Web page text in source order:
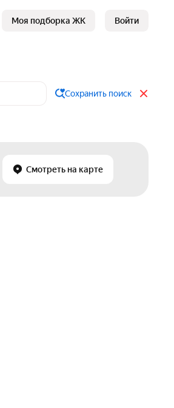
Моя подборка ЖК Войти
Сохранить поиск
Смотреть на карте